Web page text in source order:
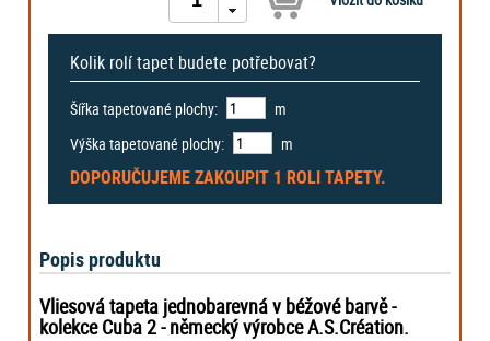
Kolik rolí tapet budete potřebovat?
Šířka tapetované plochy:
m
Výška tapetované plochy:
m
DOPORUČUJEME ZAKOUPIT 1 ROLITAPETY.
Popis produktu
Vliesová tapeta jednobarevná v béžové barvě -
kolekce Cuba 2 -německý výrobceA.S.Création.